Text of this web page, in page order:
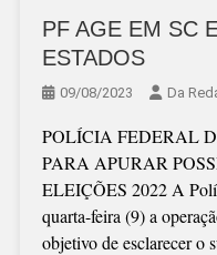
PF AGE EM SC
ESTADOS
09/08/2023 Da
POLÍCIA FEDERAL
PARA APURAR
ELEIÇÕES 2022 A
quarta-feira (9) a
objetivo de esclarecer o